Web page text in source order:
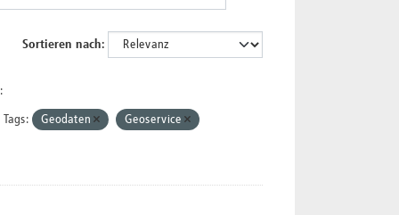
Sortieren nach
Tags: Geodaten Geoservice